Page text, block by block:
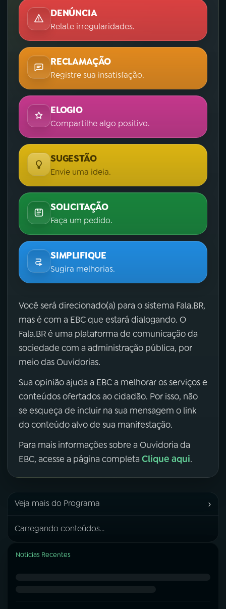
DENÚNCIA
Relate irregularidades.
RECLAMAÇÃO
Registre sua insatisfação.
ELOGIO
Compartilhe algo positivo.
SUGESTÃO
Envie uma ideia.
SOLICITAÇÃO
Faça um pedido.
SIMPLIFIQUE
Sugira melhorias.
Você será direcionado(a) para o sistema Fala.BR,
mas é com a EBC que estará dialogando. O
Fala.BR é uma plataforma de comunicação da
sociedade com a administração pública, por
meio das Ouvidorias.
Sua opinião ajuda a EBC a melhorar os serviços e
conteúdos ofertados ao cidadão. Por isso, não
se esqueça de incluir na sua mensagem o link
do conteúdo alvo de sua manifestação.
Para mais informações sobre a Ouvidoria da
EBC, acesse a página completa Clique aqui.
Veja mais do Programa ›
Carregando conteúdos...
Notícias Recentes